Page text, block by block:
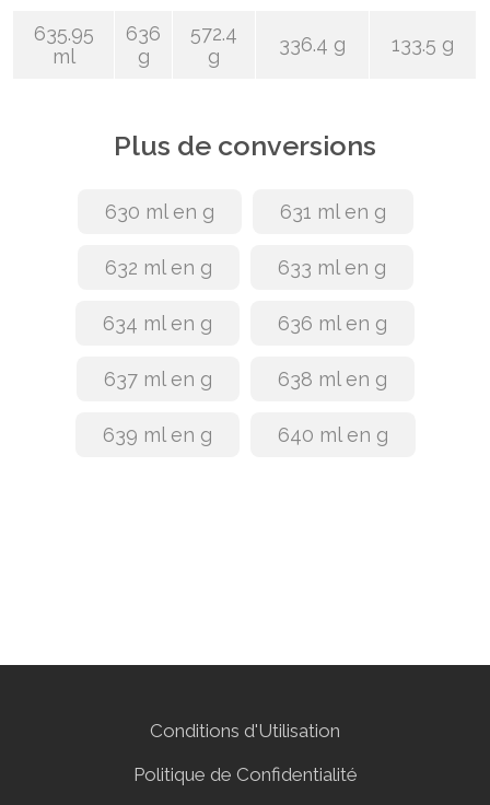
635.95
ml
636
g
572.4
g
336.4 g 133.5 g
Plus de conversions
630 ml en g 631 ml en g
632 ml en g 633 ml en g
634 ml en g 636 ml en g
637 ml en g 638 ml en g
639 ml en g 640 ml en g
Conditions d'Utilisation
Politique de Confidentialité